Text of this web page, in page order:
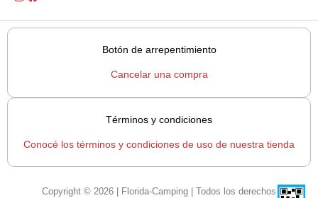
Botón de arrepentimiento
Cancelar una compra
Términos y condiciones
Conocé los términos y condiciones de uso de nuestra tienda
Copyright © 2026 | Florida-Camping | Todos los derechos